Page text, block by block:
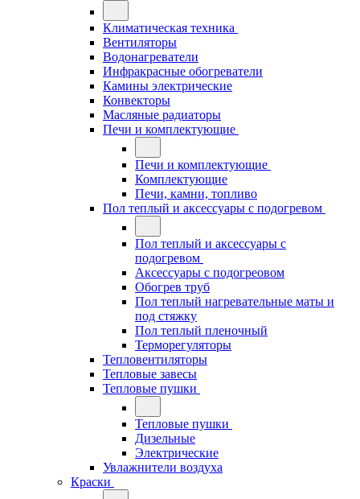
Климатическая техника
Вентиляторы
Водонагреватели
Инфракрасные обогреватели
Камины электрические
Конвекторы
Масляные радиаторы
Печи и комплектующие
Печи и комплектующие
Комплектующие
Печи, камни, топливо
Пол теплый и аксессуары с подогревом
Пол теплый и аксессуары с
подогревом
Аксессуары с подогреовом
Обогрев труб
Пол теплый нагревательные маты и
под стяжку
Пол теплый пленочный
Терморегуляторы
Тепловентиляторы
Тепловые завесы
Тепловые пушки
Тепловые пушки
Дизельные
Электрические
Увлажнители воздуха
Краски